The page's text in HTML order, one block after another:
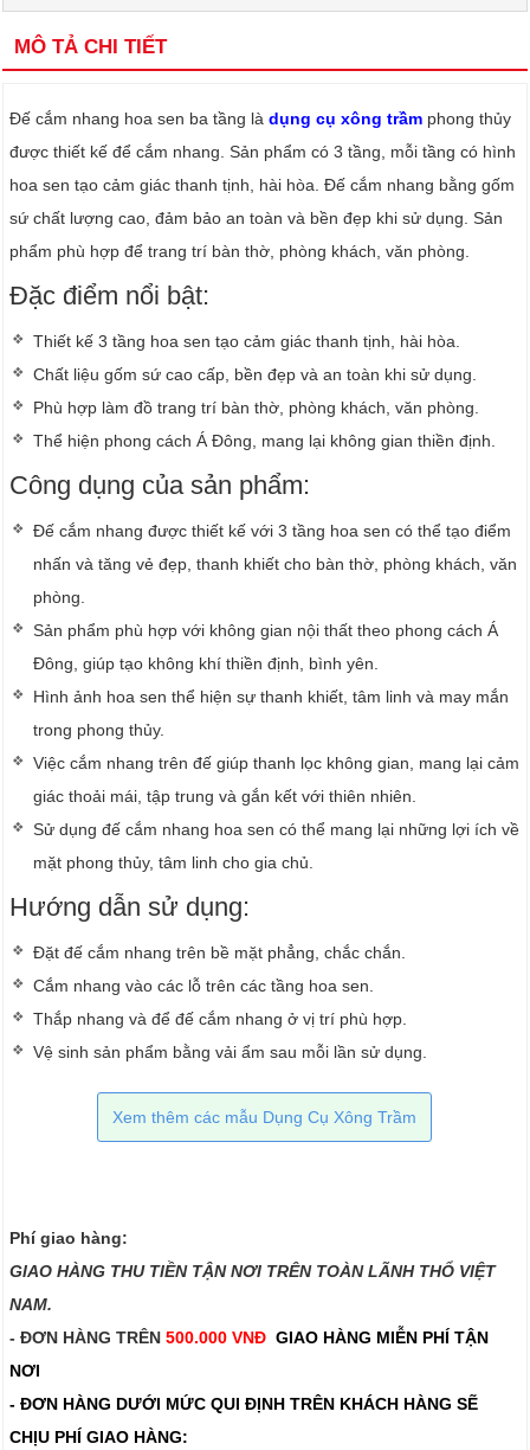
MÔ TẢ CHI TIẾT
Đế cắm nhang hoa sen ba tầng làdụng cụ xông trầm phong thủy
được thiết kế để cắm nhang. Sản phẩm có 3 tầng, mỗi tầng có hình
hoa sen tạo cảm giác thanh tịnh, hài hòa. Đế cắm nhang bằng gốm
sứ chất lượng cao, đảm bảo an toàn và bền đẹp khi sử dụng. Sản
phẩm phù hợp để trang trí bàn thờ, phòng khách, văn phòng.
Đặc điểm nổi bật:
Thiết kế 3 tầng hoa sen tạo cảm giác thanh tịnh, hài hòa.
Chất liệu gốm sứ cao cấp, bền đẹp và an toàn khi sử dụng.
Phù hợp làm đồ trang trí bàn thờ, phòng khách, văn phòng.
Thể hiện phong cách Á Đông, mang lại không gian thiền định.
Công dụng của sản phẩm:
Đế cắm nhang được thiết kế với 3 tầng hoa sen có thể tạo điểm
nhấn và tăng vẻ đẹp, thanh khiết cho bàn thờ, phòng khách, văn
phòng.
Sản phẩm phù hợp với không gian nội thất theo phong cách Á
Đông, giúp tạo không khí thiền định, bình yên.
Hình ảnh hoa sen thể hiện sự thanh khiết, tâm linh và may mắn
trong phong thủy.
Việc cắm nhang trên đế giúp thanh lọc không gian, mang lại cảm
giác thoải mái, tập trung và gắn kết với thiên nhiên.
Sử dụng đế cắm nhang hoa sen có thể mang lại những lợi ích về
mặt phong thủy, tâm linh cho gia chủ.
Hướng dẫn sử dụng:
Đặt đế cắm nhang trên bề mặt phẳng, chắc chắn.
Cắm nhang vào các lỗ trên các tầng hoa sen.
Thắp nhang và để đế cắm nhang ở vị trí phù hợp.
Vệ sinh sản phẩm bằng vải ẩm sau mỗi lần sử dụng.
Xem thêm các mẫu Dụng Cụ Xông Trầm
Phí giao hàng:
GIAO HÀNG THU TIỀN TẬN NƠI TRÊN TOÀN LÃNH THỔ VIỆT
NAM.​​
- ĐƠN HÀNG TRÊN500.000 VNĐ GIAO HÀNG MIỄN PHÍ TẬN
NƠI
- ĐƠN HÀNG DƯỚI MỨC QUI ĐỊNH TRÊN KHÁCH HÀNG SẼ
CHỊU PHÍ GIAO HÀNG: